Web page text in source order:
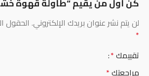
لن يتم نشر عنوان بريدك الإلكتروني. الحقول
*
تقييمك*
مراجعتك*